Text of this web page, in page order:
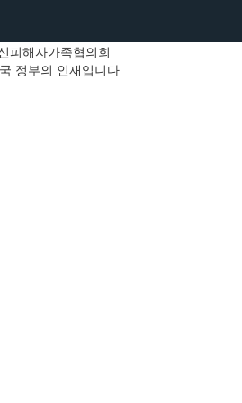
피해자가족협의회
정부의 인재입니다